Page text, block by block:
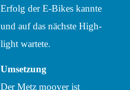
Erfolg der E‑Bikes kannte
und auf das nächste High­
light wartete.
Umset­zung
Der Metz moover ist